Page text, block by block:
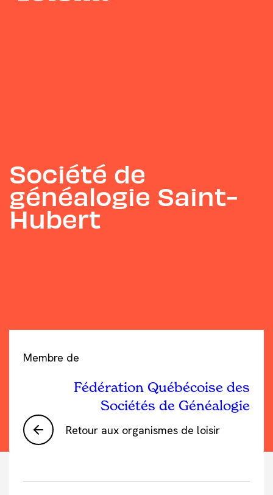
Société de
généalogie Saint-
Hubert
Retour aux organismes de loisir
Membre de
Fédération Québécoise des
Sociétés de Généalogie